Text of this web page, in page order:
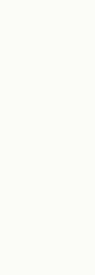
Was ist
Accueil Vélo
Radfahrer im
Ich